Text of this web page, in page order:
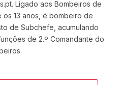
Ligado aos Bombeiros de
os 13 anos, é bombeiro de
de Subchefe, acumulando
de 2.º Comandante do